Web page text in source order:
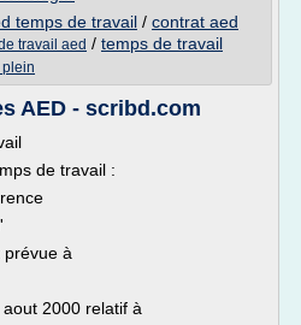
temps de travail / contrat aed
travail aed / temps de travail
AED - scribd.com
de travail :
prévue à
2000 relatif à